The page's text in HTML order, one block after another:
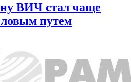
ВИЧ стал чаще
путем